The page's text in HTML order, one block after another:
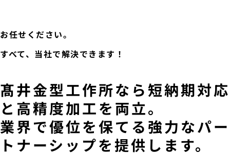
お任せください。
すべて、当社で解決できます！
髙井金型工作所なら短納期対応
と高精度加工を両立。
業界で優位を保てる強力なパー
トナーシップを提供します。